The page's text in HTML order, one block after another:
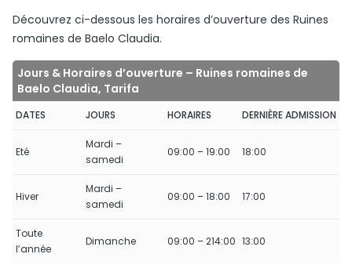
Découvrez ci-dessous les horaires d’ouverture des Ruines
romaines de Baelo Claudia.
Jours & Horaires d’ouverture – Ruines romaines de
Baelo Claudia, Tarifa
DATES JOURS HORAIRES DERNIÈRE ADMISSION
Eté
Mardi –
samedi
09:00 – 19:00 18:00
Hiver
Mardi –
samedi
09:00 – 18:00 17:00
Toute
l’année
Dimanche 09:00 – 214:00 13:00